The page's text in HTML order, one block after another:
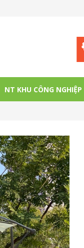
NT KHU CÔNG NGHIỆP